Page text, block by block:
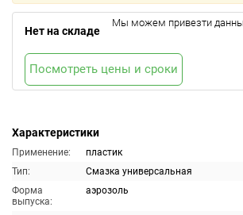
Характеристики
Применение:
пластик
Тип:
Смазка универсальная
Форма
выпуска:
аэрозоль
Нет на складе
Мы можем привезти
Посмотреть цены и сроки